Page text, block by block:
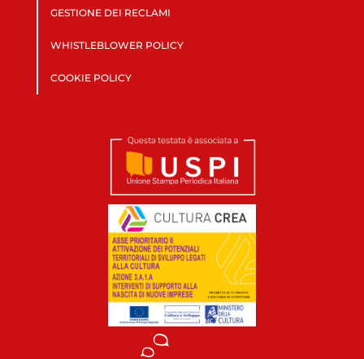
GESTIONE DEI RECLAMI
WHISTLEBLOWER POLICY
COOKIE POLICY